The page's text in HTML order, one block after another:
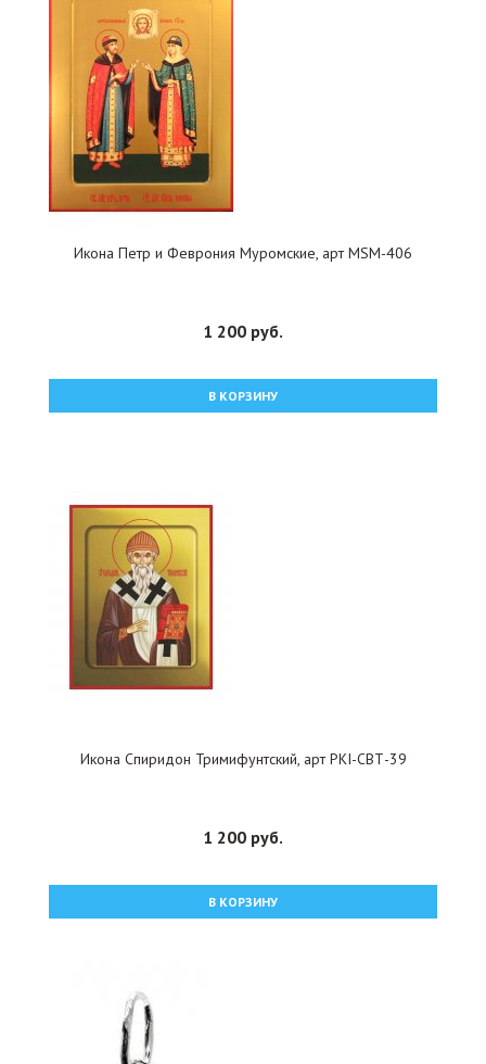
Икона Петр и Феврония Муромские, арт MSM-406
1 200 руб.
В КОРЗИНУ
Икона Спиридон Тримифунтский, арт PKI-СВТ-39
1 200 руб.
В КОРЗИНУ